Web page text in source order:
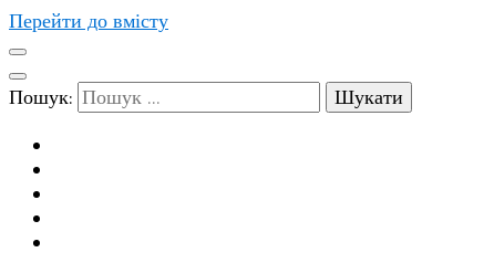
Перейти до вмісту
Пошук: